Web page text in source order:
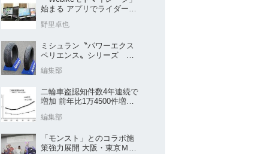
始まる アプリでライダーと
野里卓也
ミシュラン〝パワーエクス
ペリエンス〟シリーズ
売
編集部
二輪車盗認知件数4年連続で
増加 前年比1万4500件増／
編集部
「モンスト」とのコラボ施
策強力展開 大阪・東京ＭＣ